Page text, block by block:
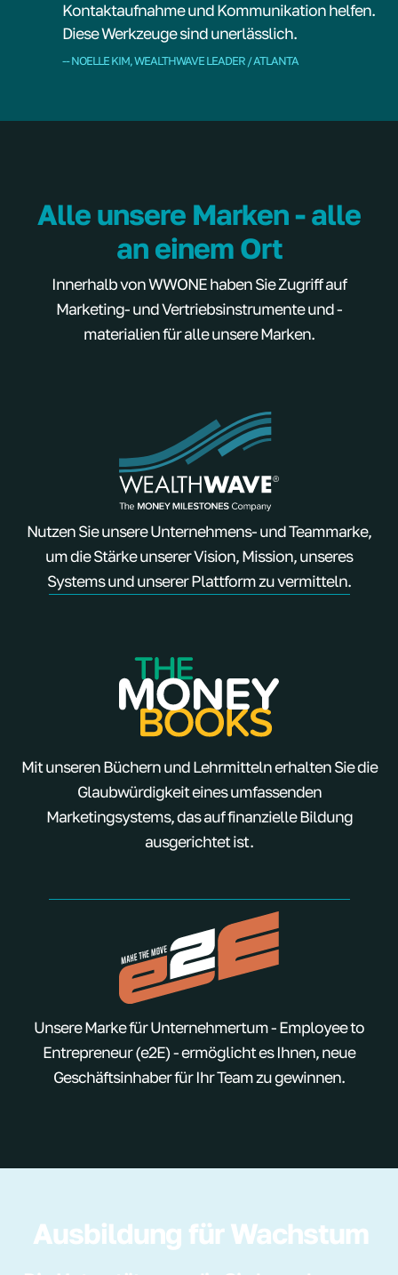
Kontaktaufnahme und Kommunikation helfen.
Diese Werkzeuge sind unerlässlich.
-- NOELLE KIM, WEALTHWAVE LEADER / ATLANTA
Alle unsere Marken - alle
an einem Ort
Innerhalb von WWONE haben Sie Zugriff auf
Marketing- und Vertriebsinstrumente und -
materialien für alle unsere Marken.
Nutzen Sie unsere Unternehmens- und Teammarke,
um die Stärke unserer Vision, Mission, unseres
Systems und unserer Plattform zu vermitteln.
Mit unseren Büchern und Lehrmitteln erhalten Sie die
Glaubwürdigkeit eines umfassenden
Marketingsystems, das auf finanzielle Bildung
ausgerichtet ist.
Unsere Marke für Unternehmertum - Employee to
Entrepreneur (e2E) - ermöglicht es Ihnen, neue
Geschäftsinhaber für Ihr Team zu gewinnen.
Ausbildung für Wachstum